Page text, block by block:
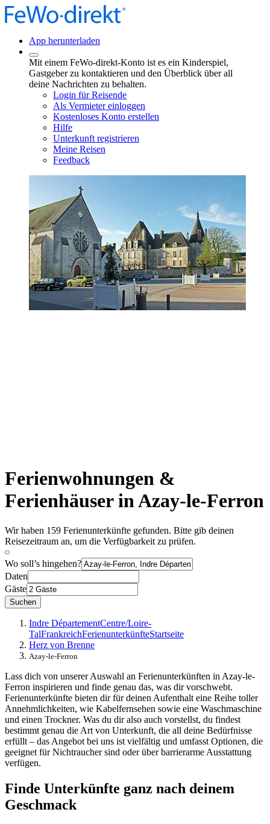
App herunterladen
Mit einem FeWo-direkt-Konto ist es ein Kinderspiel,
Gastgeber zu kontaktieren und den Überblick über all
deine Nachrichten zu behalten.
Login für Reisende
Als Vermieter einloggen
Kostenloses Konto erstellen
Hilfe
Unterkunft registrieren
Meine Reisen
Feedback
Ferienwohnungen &
Ferienhäuser in Azay-le-Ferron
Wir haben 159 Ferienunterkünfte gefunden. Bitte gib deinen
Reisezeitraum an, um die Verfügbarkeit zu prüfen.
Wo soll’s hingehen?
Daten
Gäste
Suchen
Indre DépartementCentre/Loire-
TalFrankreichFerienunterkünfteStartseite
Herz von Brenne
Azay-le-Ferron
Lass dich von unserer Auswahl an Ferienunterkünften in Azay-le-
Ferron inspirieren und finde genau das, was dir vorschwebt.
Ferienunterkünfte bieten dir für deinen Aufenthalt eine Reihe toller
Annehmlichkeiten, wie Kabelfernsehen sowie eine Waschmaschine
und einen Trockner. Was du dir also auch vorstellst, du findest
bestimmt genau die Art von Unterkunft, die all deine Bedürfnisse
erfüllt – das Angebot bei uns ist vielfältig und umfasst Optionen, die
geeignet für Nichtraucher sind oder über barrierarme Ausstattung
verfügen.
Finde Unterkünfte ganz nach deinem
Geschmack